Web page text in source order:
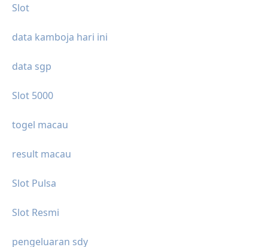
Slot
data kamboja hari ini
data sgp
Slot 5000
togel macau
result macau
Slot Pulsa
Slot Resmi
pengeluaran sdy